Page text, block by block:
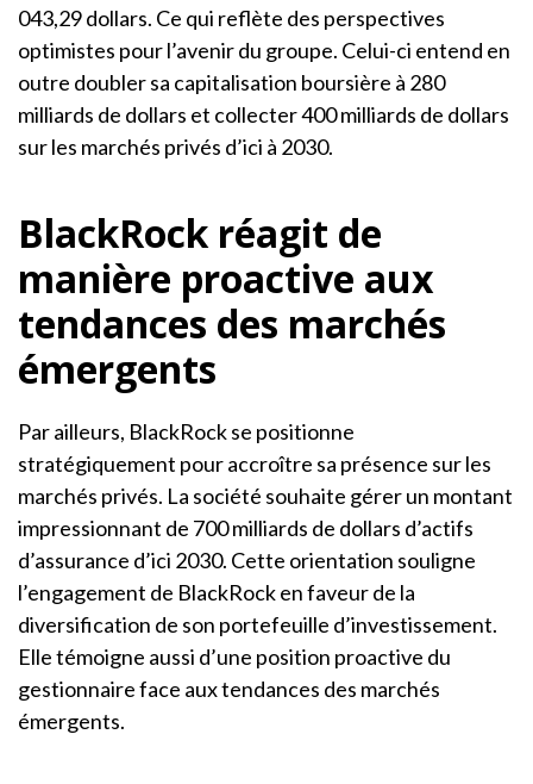
043,29 dollars. Ce qui reflète des perspectives
optimistes pour l’avenir du groupe. Celui-ci entend en
outre doubler sa capitalisation boursière à 280
milliards de dollars et collecter 400 milliards de dollars
sur les marchés privés d’ici à 2030.
BlackRock réagit de
manière proactive aux
tendances des marchés
émergents
Par ailleurs, BlackRock se positionne
stratégiquement pour accroître sa présence sur les
marchés privés. La société souhaite gérer un montant
impressionnant de 700 milliards de dollars d’actifs
d’assurance d’ici 2030. Cette orientation souligne
l’engagement de BlackRock en faveur de la
diversification de son portefeuille d’investissement.
Elle témoigne aussi d’une position proactive du
gestionnaire face aux tendances des marchés
émergents.